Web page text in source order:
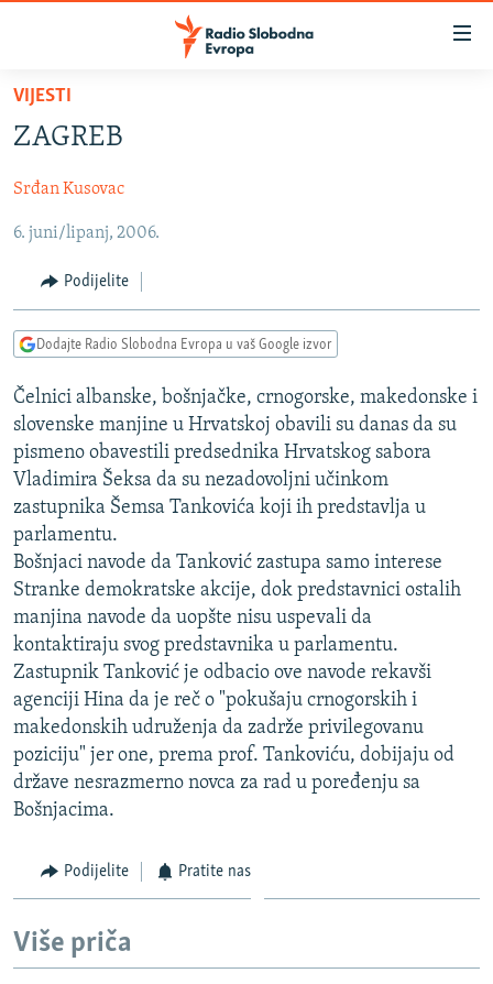
Pređite
glavni
Pređite
na
navigaciju
Pređite
na
pretragu
SRBIJA
KOSOVO
CRNA GORA
VIZUELNO
VIDEO
FOTOGALERIJE
INFOGRAFIKE
PODCASTI
RAT U UKRAJINI
KINA NA BALKANU
RSE PRIČE IZ SVIJETA
ISPRIČAJ MI
DNEVNO@RSE
SPECIJALI RSE
VIŠE OD NASLOVA
GENOCID U SREBRENICI
POPLAVE I KLIZIŠTA U BIH 2024.
TV LIBERTY
POST SCRIPTUM
TRI DECENIJE OD RATA U BIH
NASTANAK I RASPAD JUGOSLAVIJE
PRATITE NAS
Sve RFE/RL stranice
VIJESTI
ZAGREB
Srđan Kusovac
6. juni/lipanj, 2006.
Podijelite
Dodajte Radio Slobodna Evropa u vaš Google izvor
Čelnici albanske, bošnjačke, crnogorske, makedonske i
slovenske manjine u Hrvatskoj obavili su danas da su
pismeno obavestili predsednika Hrvatskog sabora
Vladimira Šeksa da su nezadovoljni učinkom
zastupnika Šemsa Tankovića koji ih predstavlja u
parlamentu.
Bošnjaci navode da Tanković zastupa samo interese
Stranke demokratske akcije, dok predstavnici ostalih
manjina navode da uopšte nisu uspevali da
kontaktiraju svog predstavnika u parlamentu.
Zastupnik Tanković je odbacio ove navode rekavši
agenciji Hina da je reč o "pokušaju crnogorskih i
makedonskih udruženja da zadrže privilegovanu
poziciju" jer one, prema prof. Tankoviću, dobijaju od
države nesrazmerno novca za rad u poređenju sa
Bošnjacima.
Podijelite Pratite nas
Više priča